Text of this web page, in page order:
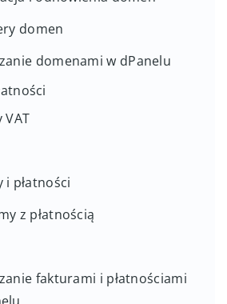
domen
domenami w dPanelu
VAT
i płatności
z płatnością
fakturami i płatnościami